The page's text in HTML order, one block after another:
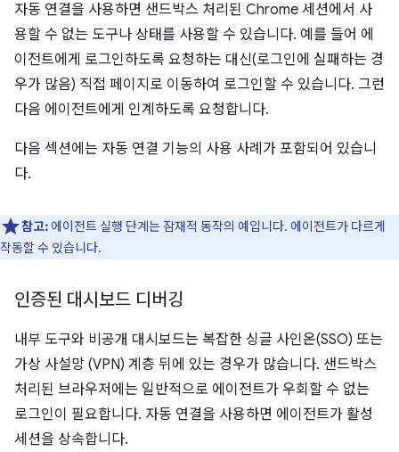
자동 연결을 사용하면 샌드박스 처리된 Chrome 세션에서 사
용할 수 없는 도구나 상태를 사용할 수 있습니다. 예를 들어 에
이전트에게 로그인하도록 요청하는 대신(로그인에 실패하는 경
우가 많음) 직접 페이지로 이동하여 로그인할 수 있습니다. 그런
다음 에이전트에게 인계하도록 요청합니다.
다음 섹션에는 자동 연결 기능의 사용 사례가 포함되어 있습니
다.
참고: 에이전트 실행 단계는 잠재적 동작의 예입니다. 에이전트가 다르게
작동할 수 있습니다.
인증된 대시보드 디버깅
내부 도구와 비공개 대시보드는 복잡한 싱글 사인온(SSO) 또는
가상 사설망 (VPN) 계층 뒤에 있는 경우가 많습니다. 샌드박스
처리된 브라우저에는 일반적으로 에이전트가 우회할 수 없는
로그인이 필요합니다. 자동 연결을 사용하면 에이전트가 활성
세션을 상속합니다.